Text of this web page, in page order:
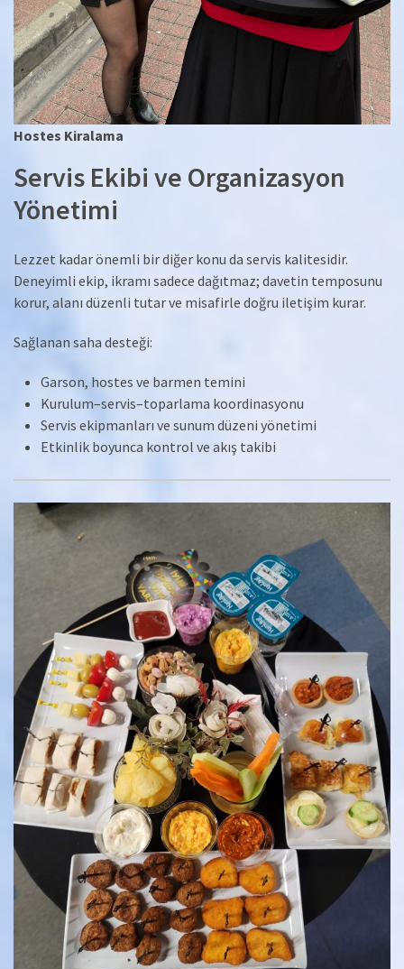
Hostes Kiralama
Servis Ekibi ve Organizasyon
Yönetimi
Lezzet kadar önemli bir diğer konu da servis kalitesidir.
Deneyimli ekip, ikramı sadece dağıtmaz; davetin temposunu
korur, alanı düzenli tutar ve misafirle doğru iletişim kurar.
Sağlanan saha desteği:
Garson, hostes ve barmen temini
Kurulum–servis–toparlama koordinasyonu
Servis ekipmanları ve sunum düzeni yönetimi
Etkinlik boyunca kontrol ve akış takibi